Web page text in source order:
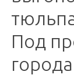
Под